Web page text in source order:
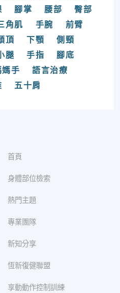
腳掌 腰部
臀部
角肌 手腕
前臂
頂 下顎
側頸
腿 手指
腳底
媽手
語言治療
五十肩
首頁
身體部位檢索
熱門主題
專業團隊
新知分享
恆新復健聯盟
享動動作控制訓練